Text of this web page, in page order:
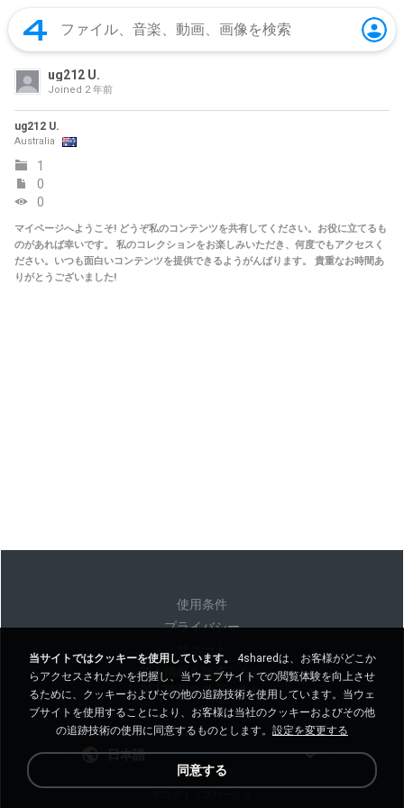
ug212 U.
Joined 2 年前
ug212 U.
Australia
1
0
0
マイページへようこそ! どうぞ私のコンテンツを共有してください。お役に立てるも
のがあれば幸いです。 私のコレクションをお楽しみいただき、何度でもアクセスく
ださい。いつも面白いコンテンツを提供できるようがんばります。 貴重なお時間あ
りがとうございました!
使用条件
プライバシー
個人情報を販売しない
個人情報を共有しない
日本語
当サイトではクッキーを使用しています。
4sharedは、お客様がどこか
らアクセスされたかを把握し、当ウェブサイトでの閲覧体験を向上させ
るために、クッキーおよびその他の追跡技術を使用しています。当ウェ
ブサイトを使用することにより、お客様は当社のクッキーおよびその他
の追跡技術の使用に同意するものとします。 設定を変更する
同意する